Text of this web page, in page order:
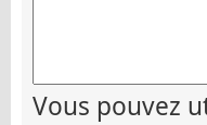
Vous pouvez